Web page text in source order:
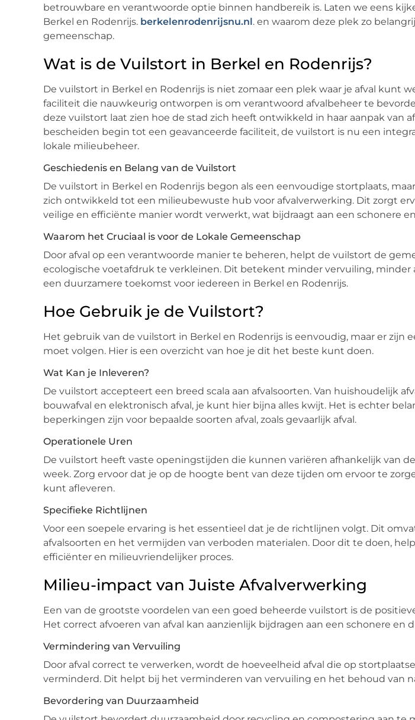
betrouwbare en verantwoorde optie binnen handbereik is. Laten we eens
Berkel en Rodenrijs. berkelenrodenrijsnu.nl. en waarom deze plek zo
gemeenschap.
Wat is de Vuilstort in Berkel en Rodenrijs?
De vuilstort in Berkel en Rodenrijs is niet zomaar een plek waar je afval kunt
faciliteit die nauwkeurig ontworpen is om verantwoord afvalbeheer te
deze vuilstort laat zien hoe de stad zich heeft ontwikkeld in haar aanpak van
bescheiden begin tot een geavanceerde faciliteit, de vuilstort is nu een
lokale milieubeheer.
Geschiedenis en Belang van de Vuilstort
De vuilstort in Berkel en Rodenrijs begon als een eenvoudige stortplaats,
zich ontwikkeld tot een milieubewuste hub voor afvalverwerking. Dit zorgt
veilige en efficiënte manier wordt verwerkt, wat bijdraagt aan een schonere
Waarom het Cruciaal is voor de Lokale Gemeenschap
Door afval op een verantwoorde manier te beheren, helpt de vuilstort de
ecologische voetafdruk te verkleinen. Dit betekent minder vervuiling, minder
een duurzamere toekomst voor iedereen in Berkel en Rodenrijs.
Hoe Gebruik je de Vuilstort?
Het gebruik van de vuilstort in Berkel en Rodenrijs is eenvoudig, maar er zijn
moet volgen. Hier is een overzicht van hoe je dit het beste kunt doen.
Wat Kan je Inleveren?
De vuilstort accepteert een breed scala aan afvalsoorten. Van huishoudelijk
bouwafval en elektronisch afval, je kunt hier bijna alles kwijt. Het is echter
beperkingen zijn voor bepaalde soorten afval, zoals gevaarlijk afval.
Operationele Uren
De vuilstort heeft vaste openingstijden die kunnen variëren afhankelijk van
week. Zorg ervoor dat je op de hoogte bent van deze tijden om ervoor te
kunt afleveren.
Specifieke Richtlijnen
Voor een soepele ervaring is het essentieel dat je de richtlijnen volgt. Dit
afvalsoorten en het vermijden van verboden materialen. Door dit te doen,
efficiënter en milieuvriendelijker proces.
Milieu-impact van Juiste Afvalverwerking
Een van de grootste voordelen van een goed beheerde vuilstort is de
Het correct afvoeren van afval kan aanzienlijk bijdragen aan een schonere en
Vermindering van Vervuiling
Door afval correct te verwerken, wordt de hoeveelheid afval die op
verminderd. Dit helpt bij het verminderen van vervuiling en het behoud van
Bevordering van Duurzaamheid